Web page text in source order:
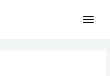
Aberta